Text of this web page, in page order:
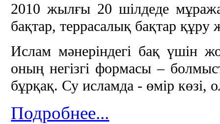
2010 жылғы 20 шілдеде
бақтар, террасалық бақтар
Ислам мәнеріндегі бақ үшін
оның негізгі формасы –
бұрқақ. Су исламда - өмір көзі,
Подробнее...